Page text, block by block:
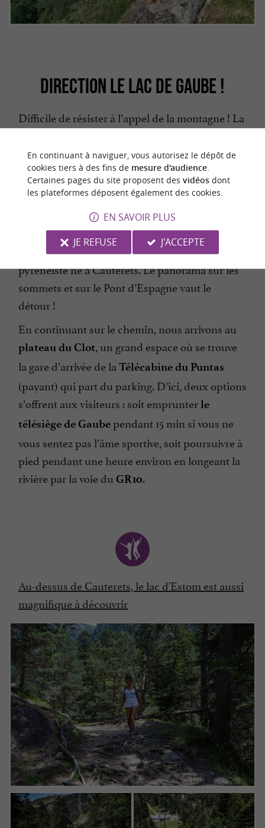
DIRECTION LE LAC DE GAUBE !
Difficile de résister à l’appel de la montagne ! La
randonnée du lac de Gaube s’adresse aux
amateurs de marche tranquille attirés par les
paysages pittoresquesetles points de vue
couper le souffle.
En poursuivant notre ascension, nous
découvrons leMonument Meillonérigé en
hommage à Alphonse Meillon (1862-1933),
pyrénéiste né à Cauterets. Le panorama sur les
sommets et sur le Pont d’Espagne vaut le
détour !
En continuant sur le chemin, nous arrivons au
plateau du Clot, un grand espace où se trouve
la gare d’arrivée de la Télécabine du Puntas
(payant) qui part du parking. D’ici, deux options
s’offrent aux visiteurs : soit emprunterle
télésiège de Gaubependant 15 min si vous ne
vous sentez pas l’âme sportive, soit poursuivre à
pied pendant une heure environ en longeant la
rivière par la voie du GR10.
Au-dessus de Cauterets, le lac d'Estom est aussi
magnifique à découvrir
En continuant à naviguer, vous autorisez le dépôt de
cookies tiers à des fins de mesure d'audience.
Certaines pages du site proposent des vidéosdont
les plateformes déposent également des cookies.
EN SAVOIR PLUS
JE REFUSE
J'ACCEPTE